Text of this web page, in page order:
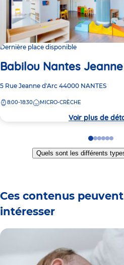
Dernière place disponible
Babilou Nantes
Adresse
la
5 Rue Jeanne d'Arc 44000 NANTES
8:00-18:30 MICRO-CRÈCHE
Voir plus de
Go
to
slide
Go
to
slide
Go
to
slide
Go
to
slide
Go
to
slide
Go
to
slide
Quels sont les différents
Ces contenus
intéresser